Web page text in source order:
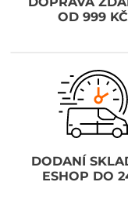
OD 999 KČ
DODANÍ
ESHOP DO